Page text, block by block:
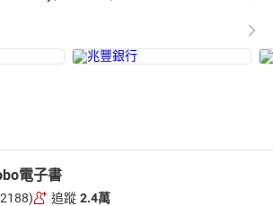
電子書
追蹤 2.4萬